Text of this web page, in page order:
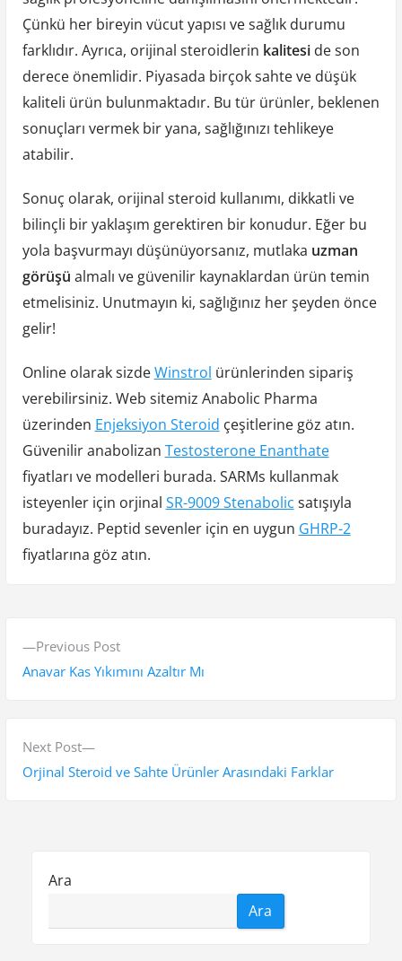
Çünkü her bireyin vücut yapısı ve sağlık durumu
farklıdır. Ayrıca, orijinal steroidlerin kaliteside son
derece önemlidir. Piyasada birçok sahte ve düşük
kaliteli ürün bulunmaktadır. Bu tür ürünler, beklenen
sonuçları vermek bir yana, sağlığınızı tehlikeye
atabilir.
Sonuç olarak, orijinal steroid kullanımı, dikkatli ve
bilinçli bir yaklaşım gerektiren bir konudur. Eğer bu
yola başvurmayı düşünüyorsanız, mutlaka uzman
görüşü almalı ve güvenilir kaynaklardan ürün temin
etmelisiniz. Unutmayın ki, sağlığınız her şeyden önce
gelir!
Online olarak sizdeWinstrol ürünlerinden sipariş
verebilirsiniz. Web sitemiz Anabolic Pharma
üzerinden Enjeksiyon Steroid çeşitlerine göz atın.
Güvenilir anabolizan Testosterone Enanthate
fiyatları ve modelleri burada. SARMs kullanmak
isteyenler için orjinal SR-9009 Stenabolic satışıyla
buradayız. Peptid sevenler için en uygun GHRP-2
fiyatlarına göz atın.
Previous PostP
r
o
Anavar Kas Yıkımını Azaltır Mı
Next Post
N
e
Orjinal Steroid ve Sahte Ürünler Arasındaki Farklar
Ara
Ara